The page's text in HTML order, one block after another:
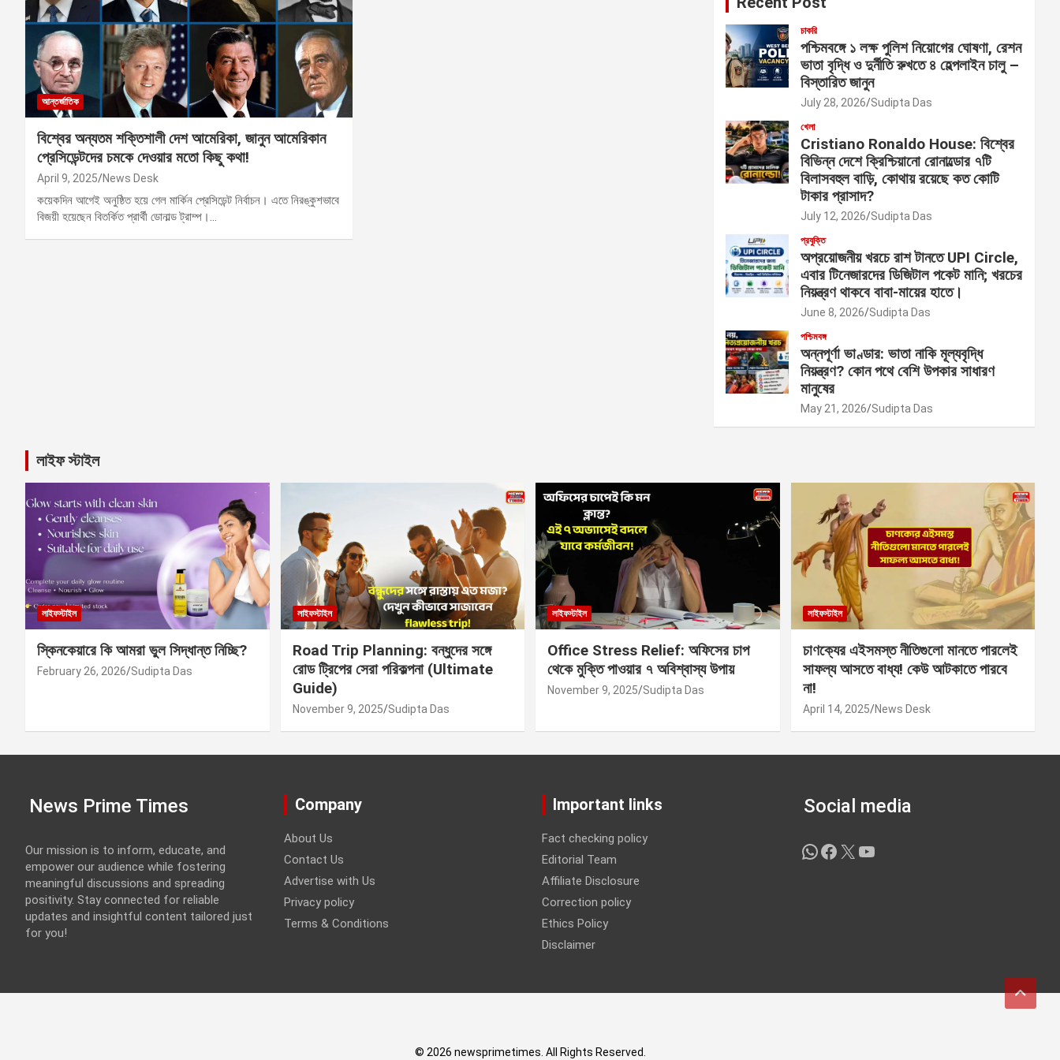
আন্তর্জাতিক
বিশ্বের অন্যতম শক্তিশালী দেশ আমেরিকা, জানুন আমেরিকান
প্রেসিডেন্টদের চমকে দেওয়ার মতো কিছু কথা!
April 9, 2025 News Desk
কয়েকদিন আগেই অনুষ্ঠিত হয়ে গেল মার্কিন প্রেসিডেন্ট নির্বাচন। এতে নিরঙ্কুশভাবে
বিজয়ী হয়েছেন বিতর্কিত প্রার্থী ডোনাল্ড ট্রাম্প।…
চাকরি
পশ্চিমবঙ্গে ১ লক্ষ পুলিশ নিয়োগের ঘোষণা, রেশন
ভাতা বৃদ্ধি ও দুর্নীতি রুখতে ৪ হেল্পলাইন চালু –
বিস্তারিত জানুন
July 28, 2026 Sudipta Das
খেলা
Cristiano Ronaldo House: বিশ্বের
বিভিন্ন দেশে ক্রিশ্চিয়ানো রোনাল্ডোর ৭টি
বিলাসবহুল বাড়ি, কোথায় রয়েছে কত কোটি
টাকার প্রাসাদ?
July 12, 2026 Sudipta Das
প্রযুক্তি
অপ্রয়োজনীয় খরচে রাশ টানতে UPI Circle,
এবার টিনেজারদের ডিজিটাল পকেট মানি; খরচের
নিয়ন্ত্রণ থাকবে বাবা-মায়ের হাতে।
June 8, 2026 Sudipta Das
পশ্চিমবঙ্গ
অন্নপূর্ণা ভাণ্ডার: ভাতা নাকি মূল্যবৃদ্ধি
নিয়ন্ত্রণ? কোন পথে বেশি উপকার সাধারণ
মানুষের
May 21, 2026 Sudipta Das
লাইফ স্টাইল
লাইফস্টাইল
স্কিনকেয়ারে কি আমরা ভুল সিদ্ধান্ত নিচ্ছি?
February 26, 2026 Sudipta Das
লাইফস্টাইল
Road Trip Planning: বন্ধুদের সঙ্গে
রোড ট্রিপের সেরা পরিকল্পনা (Ultimate
Guide)
November 9, 2025 Sudipta Das
লাইফস্টাইল
Office Stress Relief: অফিসের চাপ
থেকে মুক্তি পাওয়ার ৭ অবিশ্বাস্য উপায়
November 9, 2025 Sudipta Das
লাইফস্টাইল
চাণক্যের এইসমস্ত নীতিগুলো মানতে পারলেই
সাফল্য আসতে বাধ্য! কেউ আটকাতে পারবে
না!
April 14, 2025 News Desk
News Prime Times
Our mission is to inform, educate, and
empower our audience while fostering
meaningful discussions and spreading
positivity. Stay connected for reliable
updates and insightful content tailored just
for you!
Company
About Us
Contact Us
Advertise with Us
Privacy policy
Terms & Conditions
Important links
Fact checking policy
Editorial Team
Affiliate Disclosure
Correction policy
Ethics Policy
Disclaimer
Social media
WhatsApp
Facebook
X YouTube